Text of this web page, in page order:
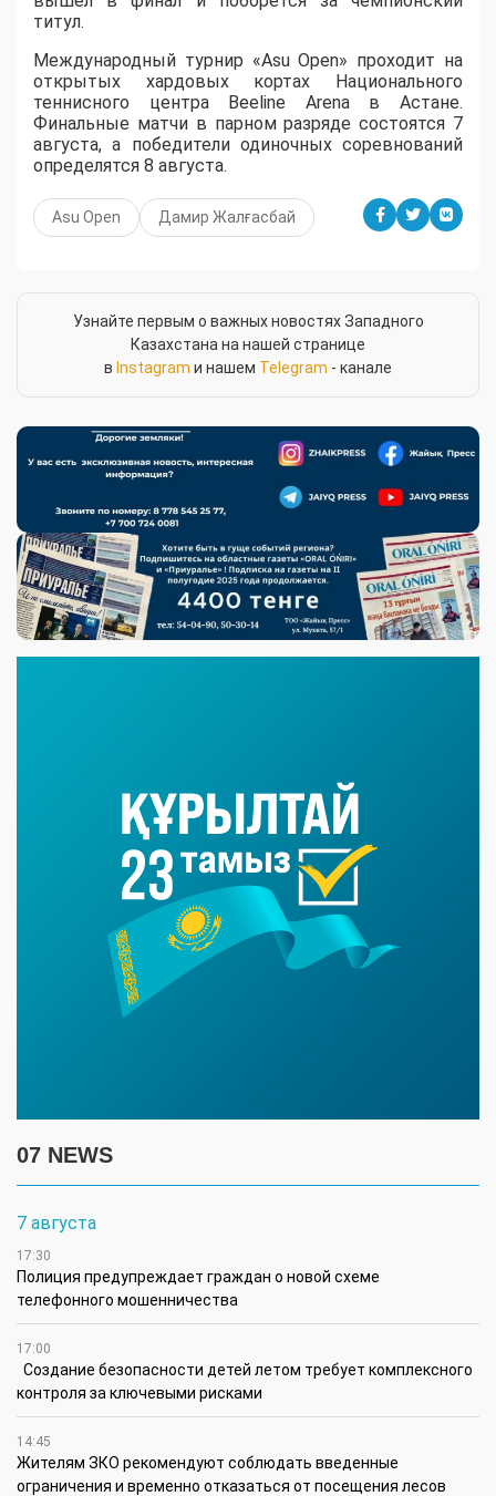
титул.
Международный турнир «Asu Open» проходит на
открытых хардовых кортах Национального
теннисного центра Beeline Arena в Астане.
Финальные матчи в парном разряде состоятся 7
августа, а победители одиночных соревнований
определятся 8 августа.
Asu Open Дамир Жалғасбай
Узнайте первым о важных новостях Западного
Казахстана на нашей странице
в Instagram и нашем Telegram - канале
07 NEWS
7 августа
17:30
Полиция предупреждает граждан о новой схеме
телефонного мошенничества
17:00
Создание безопасности детей летом требует комплексного
контроля за ключевыми рисками
14:45
Жителям ЗКО рекомендуют соблюдать введенные
ограничения и временно отказаться от посещения лесов